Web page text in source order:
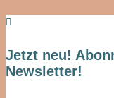

Jetzt neu!
Newsletter!